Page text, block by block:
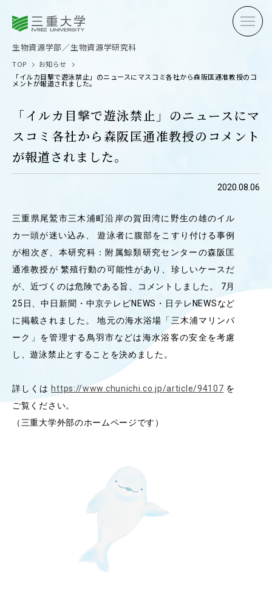
生物資源学部 生物資源学研究科
受験生の方へ 在学生
卒業生の方へ 企業・
オープンキャンパス
OUR OPEN
学問探求セミナー
INTERVIEW
ABOUT
ACADEMICS
教育（学部・大学院等）
ADMISSION
RESEARCH
研究
TOP
お知らせ
「イルカ目撃で遊泳禁止」のニュースにマスコミ各社から森阪匡通准教授のコ
メントが報道されました。
「イルカ目撃で遊泳禁止」のニュースにマ
スコミ各社から森阪匡通准教授のコメント
が報道されました。
2020.08.06
三重県尾鷲市三木浦町沿岸の賀田湾に野生の雄のイル
カ一頭が迷い込み、 遊泳者に腹部をこすり付ける事例
が相次ぎ、本研究科：附属鯨類研究センターの森阪匡
通准教授が 繁殖行動の可能性があり、珍しいケースだ
が、近づくのは危険である旨、コメントしました。 7月
25日、中日新聞・中京テレビNEWS・日テレNEWSなど
に掲載されました。 地元の海水浴場「三木浦マリンパ
ーク」を管理する鳥羽市などは海水浴客の安全を考慮
し、遊泳禁止とすることを決めました。
詳しくは https://www.chunichi.co.jp/article/94107 を
ご覧ください。
（三重大学外部のホームページです）